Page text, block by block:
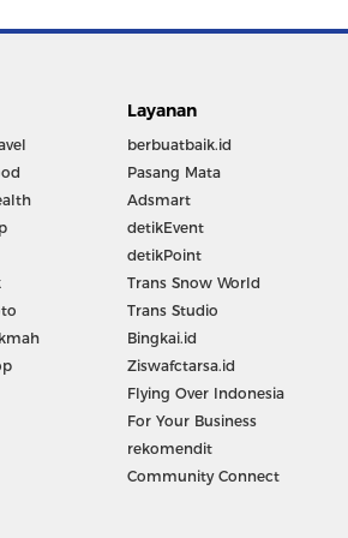
Layanan
berbuatbaik.id
Pasang Mata
Adsmart
detikEvent
detikPoint
Trans Snow World
Trans Studio
Bingkai.id
Ziswafctarsa.id
Flying Over Indonesia
For Your Business
rekomendit
Community Connect